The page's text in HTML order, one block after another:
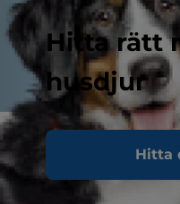
Hitta rätt
husdjur
Hitta
Vi ser alla fram
ägna oss åt fler
hundar, och våra